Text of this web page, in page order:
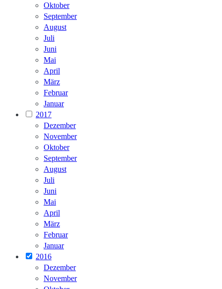
Oktober
September
August
Juli
Juni
Mai
April
März
Februar
Januar
2017
Dezember
November
Oktober
September
August
Juli
Juni
Mai
April
März
Februar
Januar
2016
Dezember
November